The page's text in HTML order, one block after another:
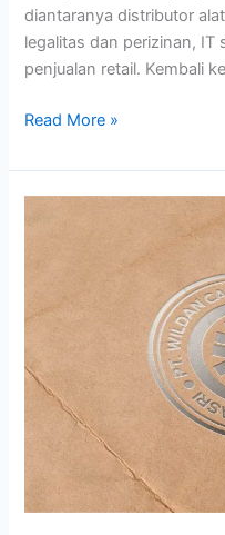
diantaranya distributor
legalitas dan perizinan,
penjualan retail. Kembali
Read More »